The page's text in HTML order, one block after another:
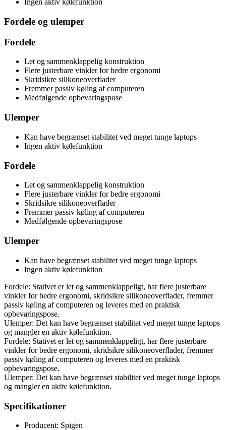
Ingen aktiv kølefunktion
Fordele og ulemper
Fordele
Let og sammenklappelig konstruktion
Flere justerbare vinkler for bedre ergonomi
Skridsikre silikoneoverflader
Fremmer passiv køling af computeren
Medfølgende opbevaringspose
Ulemper
Kan have begrænset stabilitet ved meget tunge laptops
Ingen aktiv kølefunktion
Fordele
Let og sammenklappelig konstruktion
Flere justerbare vinkler for bedre ergonomi
Skridsikre silikoneoverflader
Fremmer passiv køling af computeren
Medfølgende opbevaringspose
Ulemper
Kan have begrænset stabilitet ved meget tunge laptops
Ingen aktiv kølefunktion
Fordele: Stativet er let og sammenklappeligt, har flere justerbare
vinkler for bedre ergonomi, skridsikre silikoneoverflader, fremmer
passiv køling af computeren og leveres med en praktisk
opbevaringspose.
Ulemper: Det kan have begrænset stabilitet ved meget tunge laptops
og mangler en aktiv kølefunktion.
Fordele: Stativet er let og sammenklappeligt, har flere justerbare
vinkler for bedre ergonomi, skridsikre silikoneoverflader, fremmer
passiv køling af computeren og leveres med en praktisk
opbevaringspose.
Ulemper: Det kan have begrænset stabilitet ved meget tunge laptops
og mangler en aktiv kølefunktion.
Specifikationer
Producent: Spigen